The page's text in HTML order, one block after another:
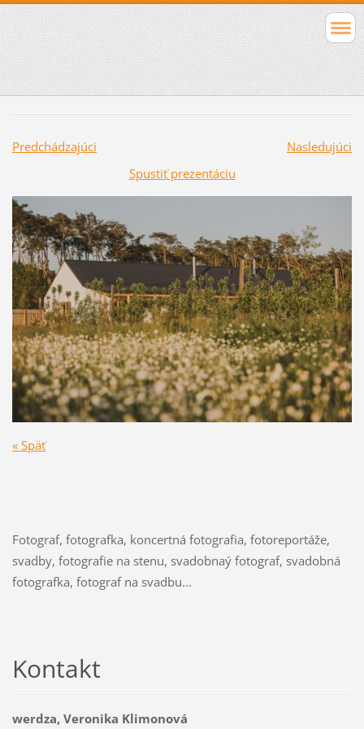
Predchádzajúci
Nasledujúci
Spustiť prezentáciu
« Späť
Fotograf, fotografka, koncertná fotografia, fotoreportáže,
svadby, fotografie na stenu, svadobnaý fotograf, svadobná
fotografka, fotograf na svadbu...
Kontakt
werdza, Veronika Klimonová